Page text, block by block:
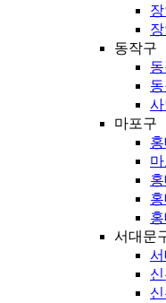
동작구
마포구
서대문